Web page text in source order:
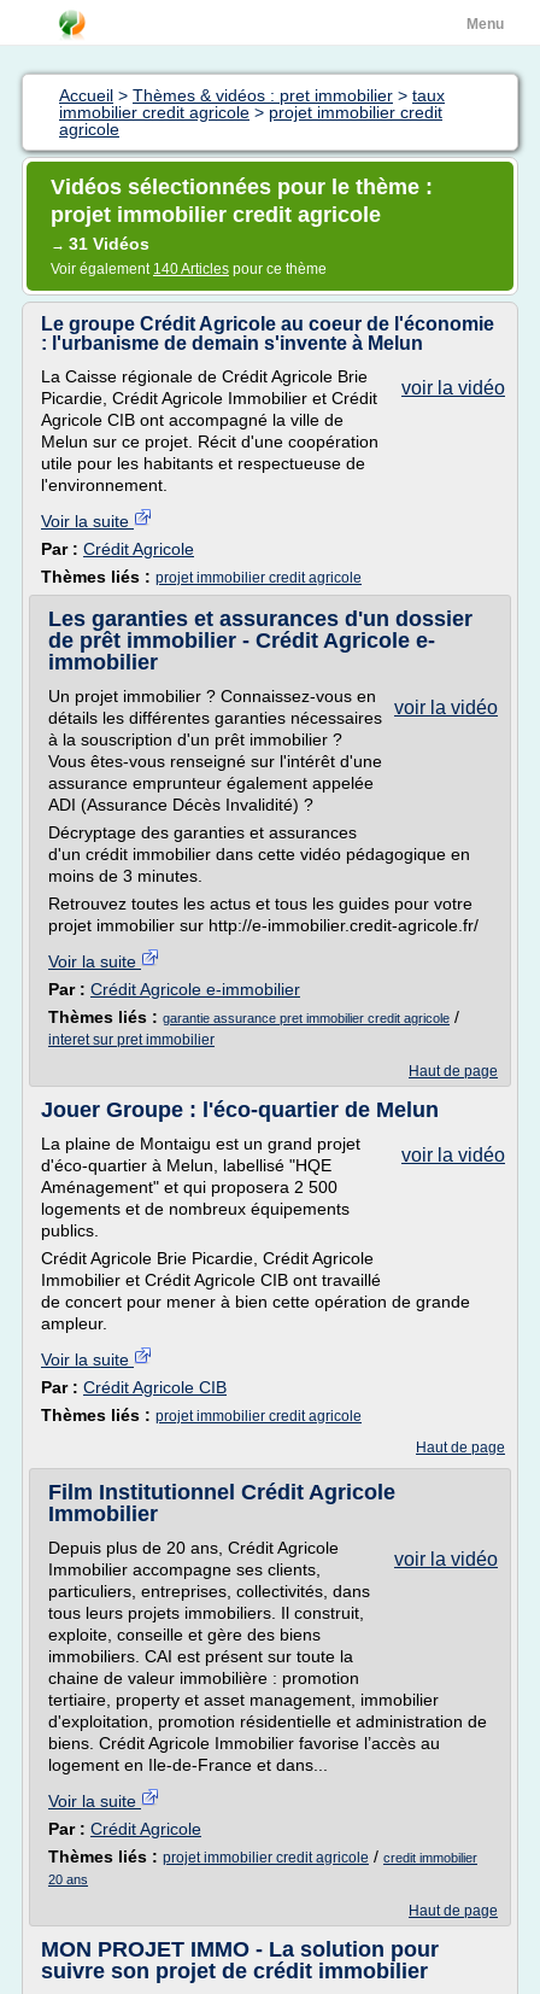
Menu
Accueil > Thèmes & vidéos : pret immobilier > taux
immobilier credit agricole > projet immobilier credit
agricole
Vidéos sélectionnées pour le thème :
projet immobilier credit agricole
→ 31 Vidéos
Voir également 140 Articles pour ce thème
Le groupe Crédit Agricole au coeur de l'économie
: l'urbanisme de demain s'invente à Melun
voir la vidéo
La Caisse régionale de Crédit Agricole Brie
Picardie, Crédit Agricole Immobilier et Crédit
Agricole CIB ont accompagné la ville de
Melun sur ce projet. Récit d'une coopération
utile pour les habitants et respectueuse de
l'environnement.
Voir la suite
Par : Crédit Agricole
Thèmes liés : projet immobilier credit agricole
Les garanties et assurances d'un dossier
de prêt immobilier - Crédit Agricole e-
immobilier
voir la vidéo
Un projet immobilier ? Connaissez-vous en
détails les différentes garanties nécessaires
à la souscription d'un prêt immobilier ?
Vous êtes-vous renseigné sur l'intérêt d'une
assurance emprunteur également appelée
ADI (Assurance Décès Invalidité) ?
Décryptage des garanties et assurances
d'un crédit immobilier dans cette vidéo pédagogique en
moins de 3 minutes.
Retrouvez toutes les actus et tous les guides pour votre
projet immobilier sur http://e-immobilier.credit-agricole.fr/
Voir la suite
Par : Crédit Agricole e-immobilier
Thèmes liés : garantie assurance pret immobilier credit agricole /
interet sur pret immobilier
Haut de page
Jouer Groupe : l'éco-quartier de Melun
voir la vidéo
La plaine de Montaigu est un grand projet
d'éco-quartier à Melun, labellisé "HQE
Aménagement" et qui proposera 2 500
logements et de nombreux équipements
publics.
Crédit Agricole Brie Picardie, Crédit Agricole
Immobilier et Crédit Agricole CIB ont travaillé
de concert pour mener à bien cette opération de grande
ampleur.
Voir la suite
Par : Crédit Agricole CIB
Thèmes liés : projet immobilier credit agricole
Haut de page
Film Institutionnel Crédit Agricole
Immobilier
voir la vidéo
Depuis plus de 20 ans, Crédit Agricole
Immobilier accompagne ses clients,
particuliers, entreprises, collectivités, dans
tous leurs projets immobiliers. Il construit,
exploite, conseille et gère des biens
immobiliers. CAI est présent sur toute la
chaine de valeur immobilière : promotion
tertiaire, property et asset management, immobilier
d'exploitation, promotion résidentielle et administration de
biens. Crédit Agricole Immobilier favorise l’accès au
logement en Ile-de-France et dans...
Voir la suite
Par : Crédit Agricole
Thèmes liés : projet immobilier credit agricole / credit immobilier
20 ans
Haut de page
MON PROJET IMMO - La solution pour
suivre son projet de crédit immobilier